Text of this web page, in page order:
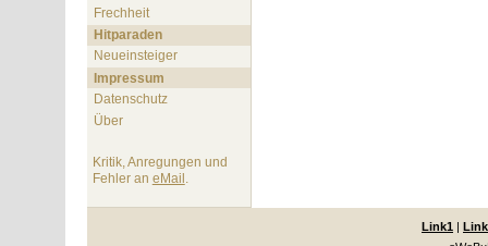
Frechheit
Hitparaden
Neueinsteiger
Impressum
Datenschutz
Über
Kritik, Anregungen und
Fehler an eMail .
Link1 |